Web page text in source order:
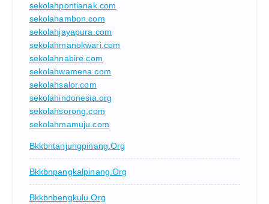
sekolahpontianak.com
sekolahambon.com
sekolahjayapura.com
sekolahmanokwari.com
sekolahnabire.com
sekolahwamena.com
sekolahsalor.com
sekolahindonesia.org
sekolahsorong.com
sekolahmamuju.com
Bkkbntanjungpinang.org
Bkkbnpangkalpinang.org
Bkkbnbengkulu.org